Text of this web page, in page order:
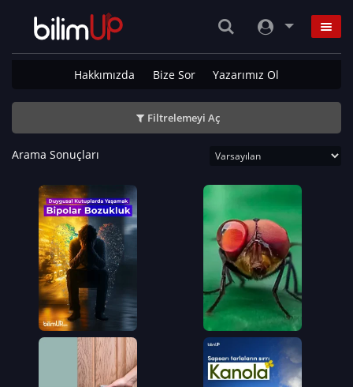
Hakkımızda Bize Sor Yazarımız Ol
Filtrelemeyi Aç
Arama Sonuçları